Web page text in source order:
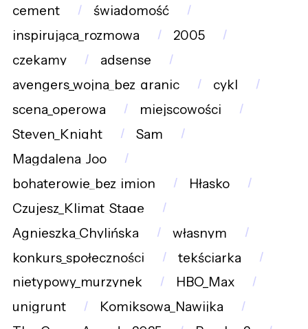
cement
świadomość
inspirująca_rozmowa
2005
czekamy
adsense
avengers_wojna_bez_granic
cykl
scena_operowa
miejscowości
Steven_Knight
Sam
Magdalena_Joo
bohaterowie_bez_imion
Hłasko
Czujesz_Klimat_Stage
Agnieszka_Chylińska
własnym
konkurs_społeczności
tekściarka
nietypowy_murzynek
HBO_Max
unigrunt
Komiksowa_Nawijka